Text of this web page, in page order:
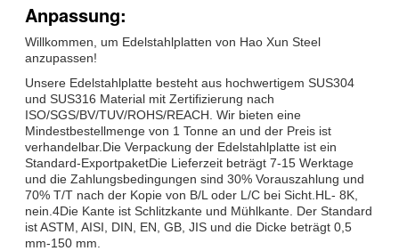
Anpassung:
Willkommen, um Edelstahlplatten von Hao Xun Steel
anzupassen!
Unsere Edelstahlplatte besteht aus hochwertigem SUS304
und SUS316 Material mit Zertifizierung nach
ISO/SGS/BV/TUV/ROHS/REACH. Wir bieten eine
Mindestbestellmenge von 1 Tonne an und der Preis ist
verhandelbar.Die Verpackung der Edelstahlplatte ist ein
Standard-ExportpaketDie Lieferzeit beträgt 7-15 Werktage
und die Zahlungsbedingungen sind 30% Vorauszahlung und
70% T/T nach der Kopie von B/L oder L/C bei Sicht.HL- 8K,
nein.4Die Kante ist Schlitzkante und Mühlkante. Der Standard
ist ASTM, AISI, DIN, EN, GB, JIS und die Dicke beträgt 0,5
mm-150 mm.